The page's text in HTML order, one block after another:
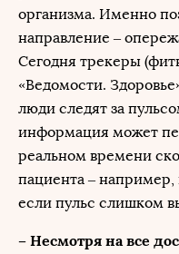
организма. Именно
направление –
Сегодня трекеры
«Ведомости.
люди следят за
информация может
реальном времени
пациента – например,
если пульс слишком
– Несмотря на все